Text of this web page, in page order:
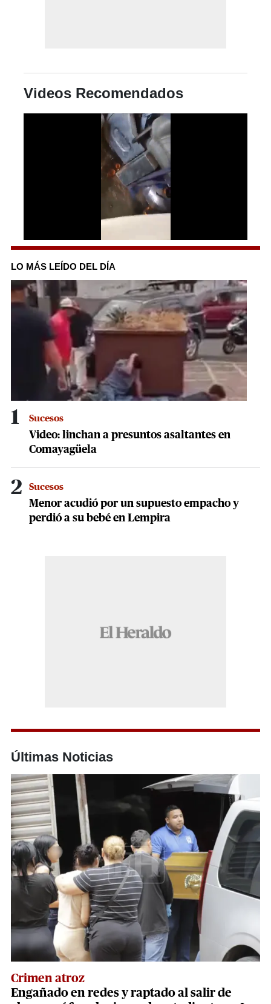
Videos Recomendados
0
of
24
seconds
LO MÁS LEÍDO DEL DÍA
1 Sucesos
Video: linchan a presuntos asaltantes en
Comayagüela
2 Sucesos
Menor acudió por un supuesto empacho y
perdió a su bebé en Lempira
Últimas Noticias
Crimen atroz
Engañado en redes y raptado al salir de